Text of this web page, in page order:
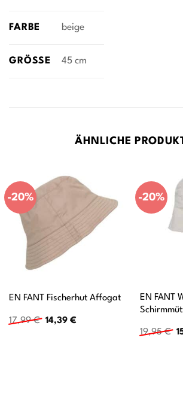
FARBE beige
GRÖSSE 45 cm
ÄHNLICHE
-20%
EN FANT Fischerhut Affogat
17,99€ Ursprünglicher
14,39 €Aktueller
-20%
EN FANT
19,95€